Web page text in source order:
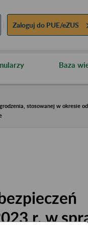
Zaloguj do PUE/eZUS
Baza
stosowanej w okresie
r. w